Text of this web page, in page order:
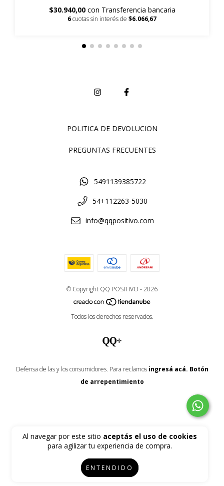
Al navegar por este sitio aceptás el uso de cookies
para agilizar tu experiencia de compra.
ENTENDIDO
$30.940,00 con Transferencia bancaria
6cuotas sin interés de $6.066,67
POLITICA DE DEVOLUCION
PREGUNTAS FRECUENTES
5491139385722
54+112263-5030
info@qqpositivo.com
© Copyright QQ POSITIVO - 2026
Todos los derechos reservados.
Defensa de las y los consumidores. Para reclamos ingresá acá. Botón
de arrepentimiento